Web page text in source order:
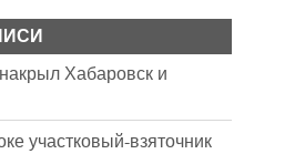
Хабаровск и
участковый-взяточник